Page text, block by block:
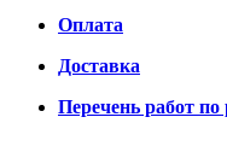
Оплата
Доставка
Перечень работ по